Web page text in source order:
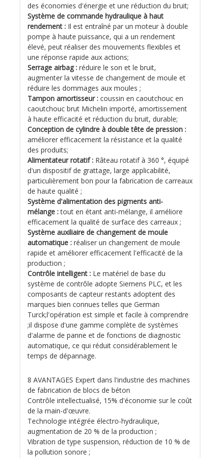
des économies d'énergie et une réduction du bruit;
Système de commande hydraulique à haut
rendement : Il est entraîné par un moteur à double
pompe à haute puissance, qui a un rendement
élevé, peut réaliser des mouvements flexibles et
une réponse rapide aux actions;
Serrage airbag : réduire le son et le bruit,
augmenter la vitesse de changement de moule et
réduire les dommages aux moules ;
Tampon amortisseur : coussin en caoutchouc en
caoutchouc brut Michelin importé, amortissement
à haute efficacité et réduction du bruit, durable;
Conception de cylindre à double tête de pression :
améliorer efficacement la résistance et la qualité
des produits;
Alimentateur rotatif : Râteau rotatif à 360 °, équipé
d'un dispositif de grattage, large applicabilité,
particulièrement bon pour la fabrication de carreaux
de haute qualité ;
Système d'alimentation des pigments anti-
mélange :tout en étant anti-mélange, il améliore
efficacement la qualité de surface des carreaux ;
Système auxiliaire de changement de moule
automatique : réaliser un changement de moule
rapide et améliorer efficacement l'efficacité de la
production ;
Contrôle intelligent : Le matériel de base du
système de contrôle adopte Siemens PLC, et les
composants de capteur restants adoptent des
marques bien connues telles que German
Turck;l'opération est simple et facile à comprendre
;il dispose d'une gamme complète de systèmes
d'alarme de panne et de fonctions de diagnostic
automatique, ce qui réduit considérablement le
temps de dépannage.
8 AVANTAGES Expert dans l'industrie des machines
de fabrication de blocs de béton
Contrôle intellectualisé, 15% d'économie sur le coût
de la main-d'œuvre.
Technologie intégrée électro-hydraulique,
augmentation de 20 % de la production ;
Vibration de type suspension, réduction de 10 % de
la pollution sonore ;